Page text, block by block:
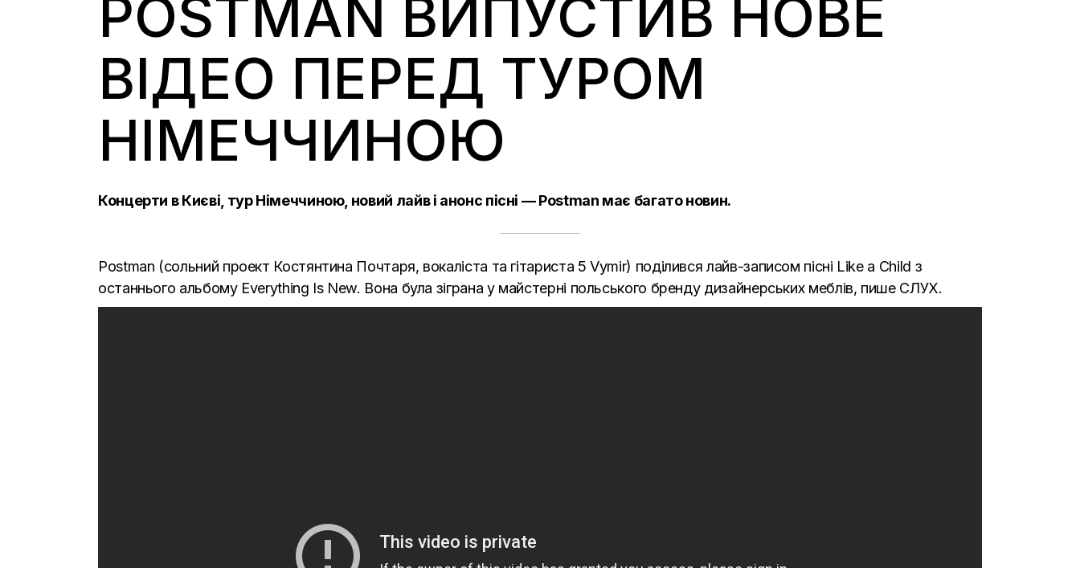
POSTMAN ВИПУСТИВ НОВЕ
ВІДЕО ПЕРЕД ТУРОМ
НІМЕЧЧИНОЮ
Концерти в Києві, тур Німеччиною, новий лайв і анонс пісні — Postman має багато новин.
Postman (сольний проект Костянтина Почтаря, вокаліста та гітариста 5 Vymir) поділився лайв-записом пісні Like a Child з
останнього альбому Everything Is New. Вона була зіграна у майстерні польського бренду дизайнерських меблів, пише СЛУХ.